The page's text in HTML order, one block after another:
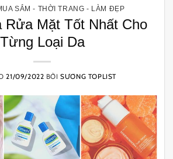
SẮM - THỜI TRANG - LÀM ĐẸP
Rửa Mặt Tốt Nhất Cho
Từng Loại Da
21/09/2022 BỞISƯƠNG TOPLIST